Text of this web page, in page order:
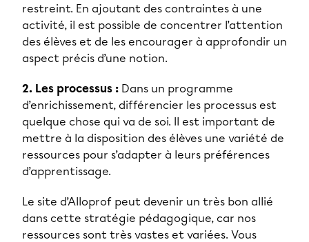
restreint. En ajoutant des contraintes à une
activité, il est possible de concentrer l’attention
des élèves et de les encourager à approfondir un
aspect précis d’une notion.
2. Les processus : Dans un programme
d’enrichissement, différencier les processus est
quelque chose qui va de soi. Il est important de
mettre à la disposition des élèves une variété de
ressources pour s’adapter à leurs préférences
d’apprentissage.
Le site d’Alloprof peut devenir un très bon allié
dans cette stratégie pédagogique, car nos
ressources sont très vastes et variées. Vous